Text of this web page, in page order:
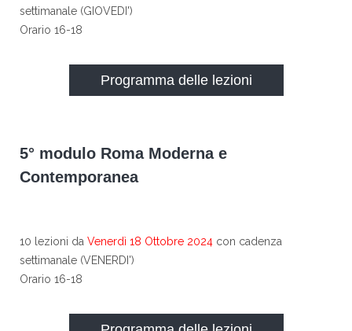
settimanale (GIOVEDI')
Orario 16-18
Programma delle lezioni
5° modulo Roma Moderna e
Contemporanea
10 lezioni da Venerdì 18 Ottobre 2024 con cadenza
settimanale (VENERDI')
Orario 16-18